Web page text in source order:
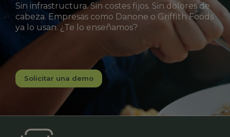
Sin infrastructura. Sin costes fijos. Sin dolores de
cabeza. Empresas como Danone o Griffith Foods
ya lo usan. ¿Te lo enseñamos?
Solicitar una demo